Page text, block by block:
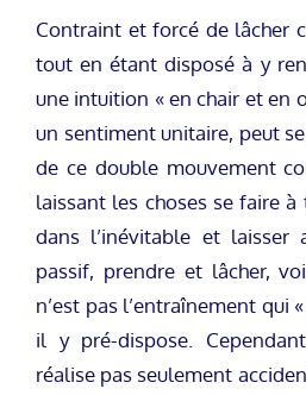
Contraint et forcé de lâcher
tout en étant disposé à y
une intuition « en chair et en
un sentiment unitaire, peut
de ce double mouvement
laissant les choses se faire à
dans l’inévitable et laisser
passif, prendre et lâcher,
n’est pas l’entraînement qui
il y pré-dispose.
réalise pas seulement